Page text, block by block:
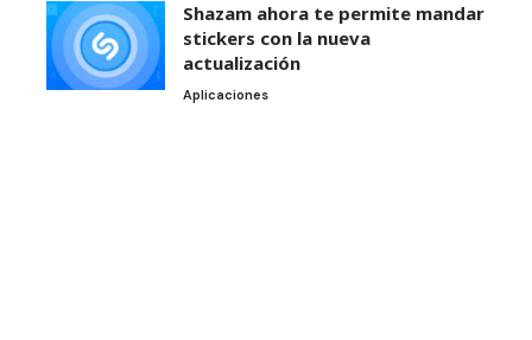
Shazam ahora te permite mandar
stickers con la nueva
actualización
Aplicaciones